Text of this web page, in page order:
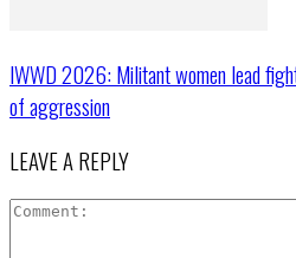
IWWD 2026: Militant women lead
of aggression
LEAVE A REPLY